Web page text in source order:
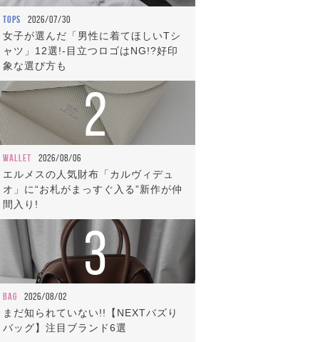
TOPS 2026/07/30
女子が選んだ「男性に着てほしいTシ
ャツ」12選!-目立つロゴはNG!?好印
象な選び方も
2
WALLET 2026/08/06
エルメスの人気財布「カルヴィデュ
オ」に“お札がまっすぐ入る”新作が仲
間入り!
3
BAG 2026/08/02
まだ知られていない!!【NEXTバズり
バッグ】注目ブランド6選